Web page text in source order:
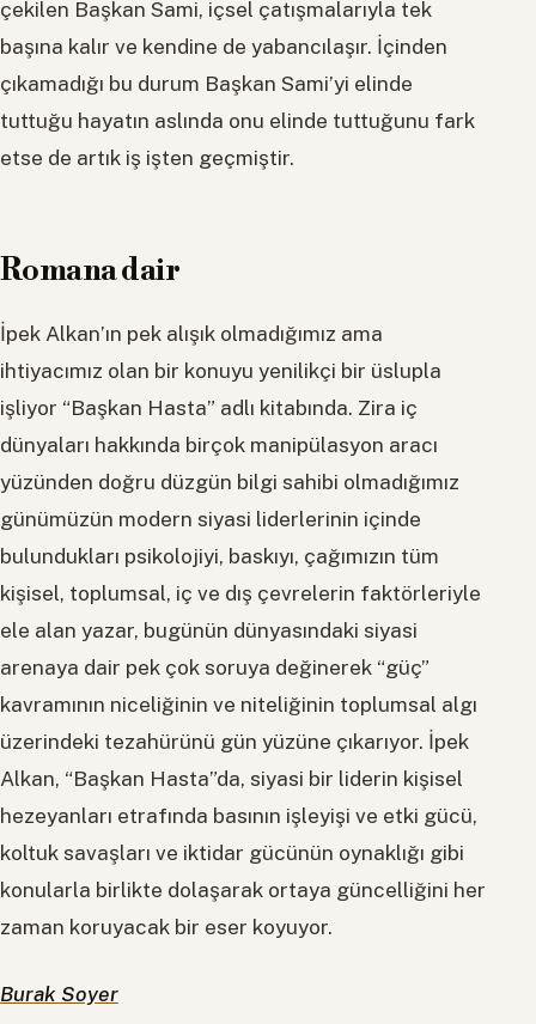
çekilen Başkan Sami, içsel çatışmalarıyla tek
başına kalır ve kendine de yabancılaşır. İçinden
çıkamadığı bu durum Başkan Sami’yi elinde
tuttuğu hayatın aslında onu elinde tuttuğunu fark
etse de artık iş işten geçmiştir.
Romana dair
İpek Alkan’ın pek alışık olmadığımız ama
ihtiyacımız olan bir konuyu yenilikçi bir üslupla
işliyor “Başkan Hasta” adlı kitabında. Zira iç
dünyaları hakkında birçok manipülasyon aracı
yüzünden doğru düzgün bilgi sahibi olmadığımız
günümüzün modern siyasi liderlerinin içinde
bulundukları psikolojiyi, baskıyı, çağımızın tüm
kişisel, toplumsal, iç ve dış çevrelerin faktörleriyle
ele alan yazar, bugünün dünyasındaki siyasi
arenaya dair pek çok soruya değinerek “güç”
kavramının niceliğinin ve niteliğinin toplumsal algı
üzerindeki tezahürünü gün yüzüne çıkarıyor. İpek
Alkan, “Başkan Hasta”da, siyasi bir liderin kişisel
hezeyanları etrafında basının işleyişi ve etki gücü,
koltuk savaşları ve iktidar gücünün oynaklığı gibi
konularla birlikte dolaşarak ortaya güncelliğini her
zaman koruyacak bir eser koyuyor.
Burak Soyer